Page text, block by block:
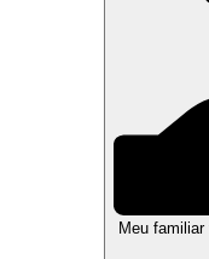
Meu